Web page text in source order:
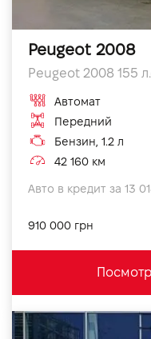
Peugeot 2008
Peugeot 2008 155
Автомат
Передний
Бензин, 1.2 л
42 160 км
Авто в кредит за 13
910 000 грн